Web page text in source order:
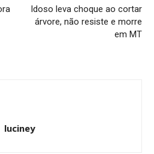
Idoso leva choque ao cortar
árvore, não resiste e morre
em MT
luciney